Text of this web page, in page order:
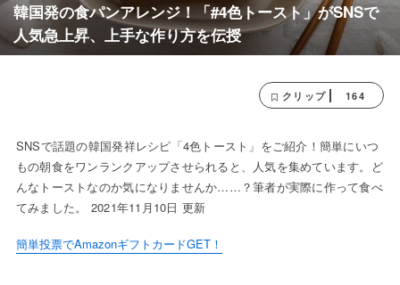
韓国発の食パンアレンジ！「#4色トースト」がSNSで
人気急上昇、上手な作り方を伝授
クリップ 164
SNSで話題の韓国発祥レシピ「4色トースト」をご紹介！簡単にいつ
もの朝食をワンランクアップさせられると、人気を集めています。ど
んなトーストなのか気になりませんか……？筆者が実際に作って食べ
てみました。 2021年11月10日 更新
簡単投票でAmazonギフトカードGET！